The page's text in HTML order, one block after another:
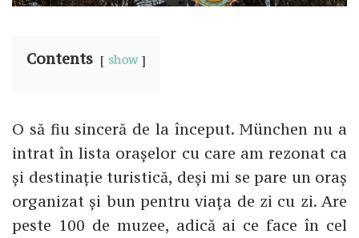
Contents show
O să fiu sinceră de la început. München nu a
intrat în lista orașelor cu care am rezonat ca
și destinație turistică, deși mi se pare un oraș
organizat și bun pentru viața de zi cu zi. Are
peste 100 de muzee, adică ai ce face în cel